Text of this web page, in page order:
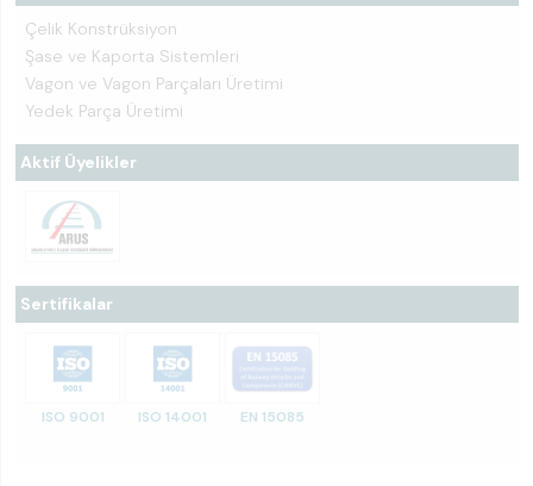
Çelik Konstrüksiyon
Şase ve Kaporta Sistemleri
Vagon ve Vagon Parçaları Üretimi
Yedek Parça Üretimi
Aktif Üyelikler
Sertifikalar
ISO 9001 ISO 14001 EN 15085